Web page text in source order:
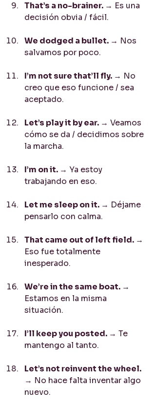
That’s a no-brainer. → Es una
decisión obvia / fácil.
We dodged a bullet. → Nos
salvamos por poco.
I’m not sure that’ll fly. → No
creo que eso funcione / sea
aceptado.
Let’s play it by ear. → Veamos
cómo se da / decidimos sobre
la marcha.
I’m on it. → Ya estoy
trabajando en eso.
Let me sleep on it. → Déjame
pensarlo con calma.
That came out of left field. →
Eso fue totalmente
inesperado.
We’re in the same boat. →
Estamos en la misma
situación.
I’ll keep you posted. → Te
mantengo al tanto.
Let’s not reinvent the wheel.
→ No hace falta inventar algo
nuevo.